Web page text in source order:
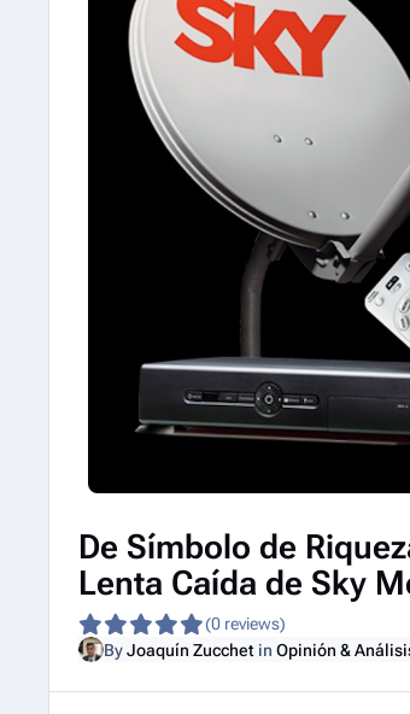
De Símbolo de
Lenta Caída de Sky
(0 reviews)
ByJoaquín Zucchetin Opinión &